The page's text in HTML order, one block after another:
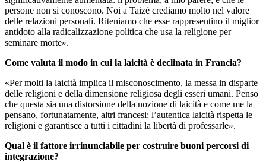
persone non si conoscono. Noi a Taizé crediamo molto nel valore
delle relazioni personali. Riteniamo che esse rappresentino il miglior
antidoto alla radicalizzazione politica che usa la religione per
seminare morte».
Come valuta il modo in cui la laicità è declinata in Francia?
«Per molti la laicità implica il misconoscimento, la messa in disparte
delle religioni e della dimensione religiosa degli esseri umani. Penso
che questa sia una distorsione della nozione di laicità e come me la
pensano, fortunatamente, altri francesi: l’autentica laicità rispetta le
religioni e garantisce a tutti i cittadini la libertà di professarle».
Qual è il fattore irrinunciabile per costruire buoni percorsi di
integrazione?